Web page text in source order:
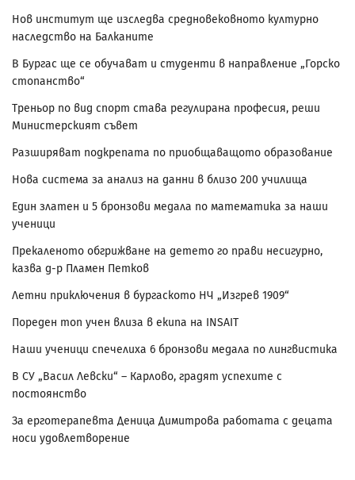
Нов институт ще изследва средновековното културно
наследство на Балканите
В Бургас ще се обучават и студенти в направление „Горско
стопанство“
Треньор по вид спорт става регулирана професия, реши
Министерският съвет
Разширяват подкрепата по приобщаващото образование
Нова система за анализ на данни в близо 200 училища
Един златен и 5 бронзови медала по математика за наши
ученици
Прекаленото обгрижване на детето го прави несигурно,
казва д-р Пламен Петков
Летни приключения в бургаското НЧ „Изгрев 1909“
Пореден топ учен влиза в екипа на INSAIT
Наши ученици спечелиха 6 бронзови медала по лингвистика
В СУ „Васил Левски“ – Карлово, градят успехите с
постоянство
За ерготерапевта Деница Димитрова работата с децата
носи удовлетворение